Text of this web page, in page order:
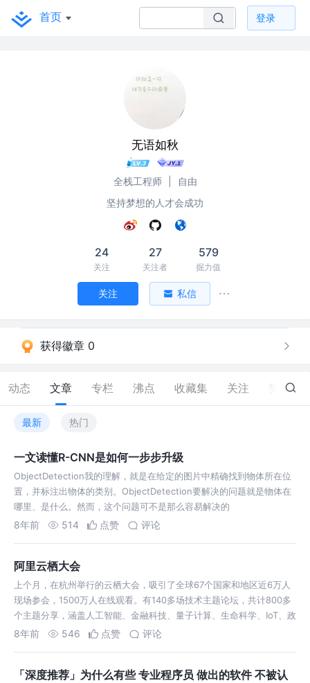
首页 登录
无语如秋
全栈工程师
自由
坚持梦想的人才会成功
24
关注
27
关注者
579
掘力值
关注 私信
获得徽章 0
动态 文章 专栏 沸点 收藏集 关注 8.5K
最新 热门
一文读懂R-CNN是如何一步步升级
ObjectDetection我的理解，就是在给定的图片中精确找到物体所在位
置，并标注出物体的类别。ObjectDetection要解决的问题就是物体在
哪里、是什么。然而，这个问题可不是那么容易解决的
8年前 514 点赞 评论
阿里云栖大会
上个月，在杭州举行的云栖大会，吸引了全球67个国家和地区近6万人
现场参会，1500万人在线观看。有140多场技术主题论坛，共计800多
个主题分享，涵盖人工智能、金融科技、量子计算、生命科学、IoT、政
8年前 546 点赞 评论
「深度推荐」为什么有些 专业程序员 做出的软件 不被认